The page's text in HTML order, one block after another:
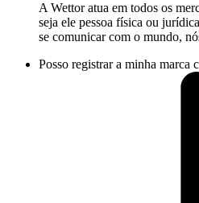
A Wettor atua em todos os
seja ele pessoa física ou
se comunicar com o mundo,
Posso registrar a minha marca